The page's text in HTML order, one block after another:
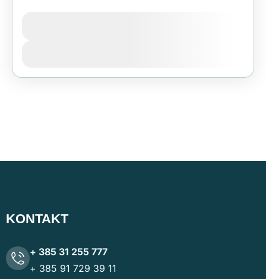
KONTAKT
+ 385 31 255 777
+ 385 91 729 39 11